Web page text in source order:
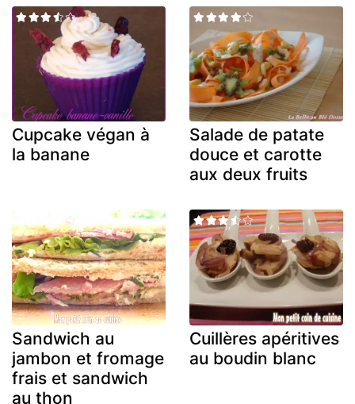
Cupcake végan à
la banane
Salade de patate
douce et carotte
aux deux fruits
Sandwich au
jambon et fromage
frais et sandwich
au thon
Cuillères apéritives
au boudin blanc